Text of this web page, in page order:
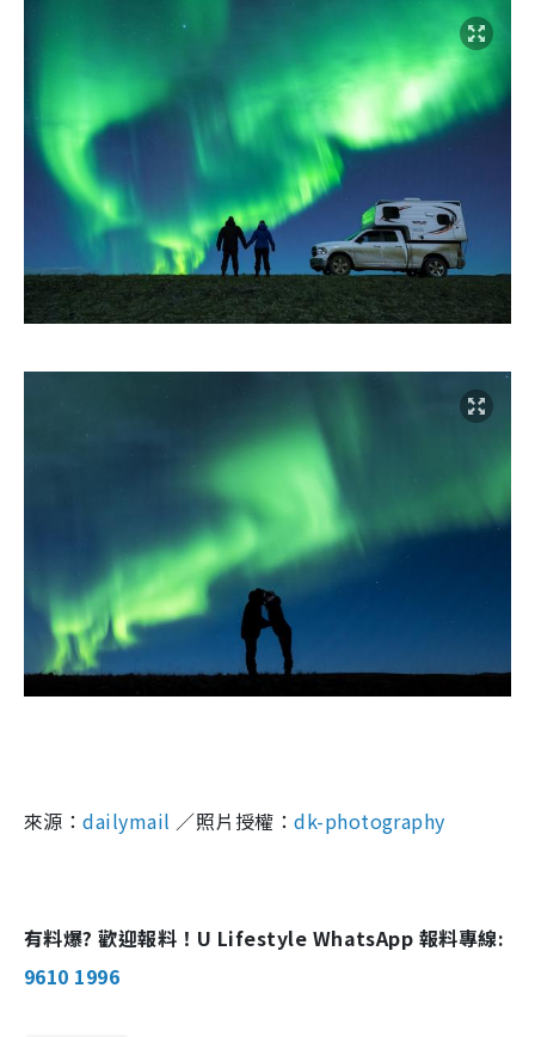
來源：dailymail ／照片授權：dk-photography
有料爆? 歡迎報料！U Lifestyle WhatsApp 報料專線:
9610 1996